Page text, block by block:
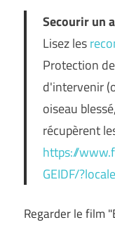
Secourir un
Lisez les
Protection
d'intervenir
oiseau
récupèrent
https://
GEIDF/
Regarder le film